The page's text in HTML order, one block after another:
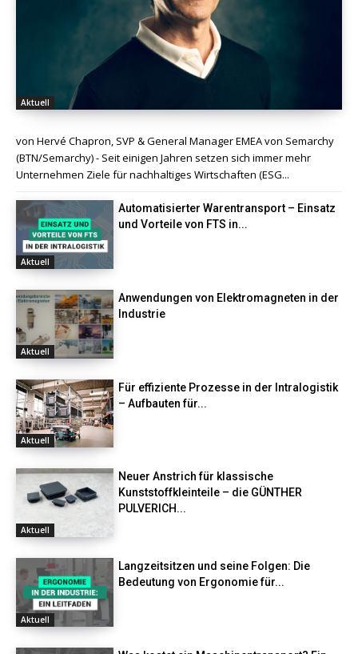
Aktuell
von Hervé Chapron, SVP & General Manager EMEA von Semarchy
(BTN/Semarchy) - Seit einigen Jahren setzen sich immer mehr
Unternehmen Ziele für nachhaltiges Wirtschaften (ESG...
Aktuell
Automatisierter Warentransport – Einsatz
und Vorteile von FTS in...
Aktuell
Anwendungen von Elektromagneten in der
Industrie
Aktuell
Für effiziente Prozesse in der Intralogistik
– Aufbauten für...
Aktuell
Neuer Anstrich für klassische
Kunststoffkleinteile – die GÜNTHER
PULVERICH...
Aktuell
Langzeitsitzen und seine Folgen: Die
Bedeutung von Ergonomie für...